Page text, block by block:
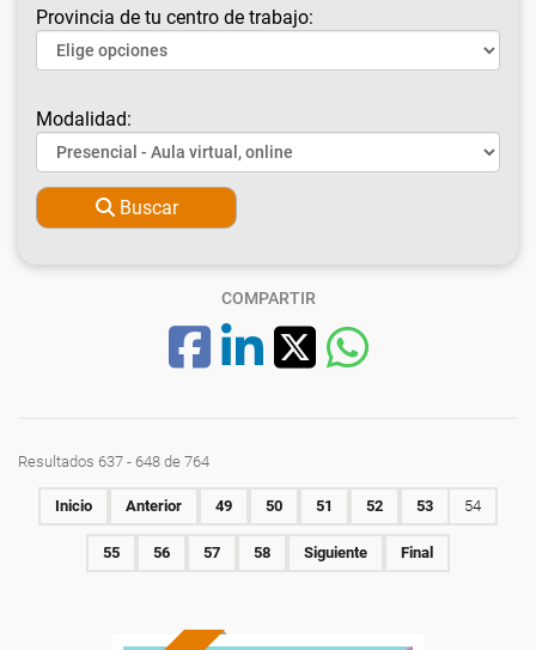
Provincia de tu centro de trabajo:
Modalidad:
Buscar
COMPARTIR
Resultados 637 - 648 de 764
Inicio Anterior 49 50 51 52 53 54
55 56 57 58 Siguiente Final